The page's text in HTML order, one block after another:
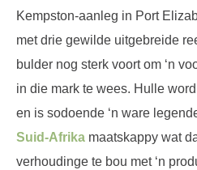
Kempston-aanleg in Port
met drie gewilde uitgebreide
bulder nog sterk voort om ‘n
in die mark te wees. Hulle
en is sodoende ‘n ware
Suid-Afrika maatskappy wat
verhoudinge te bou met ‘n